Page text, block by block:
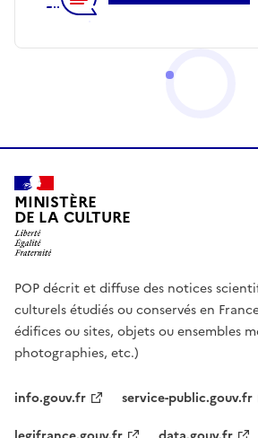
MINISTÈRE
DE LA CULTURE
POP décrit et diffuse des notices
culturels étudiés ou conservés en
édifices ou sites, objets ou ensembles
photographies, etc.)
info.gouv.fr
service-public.gouv.fr